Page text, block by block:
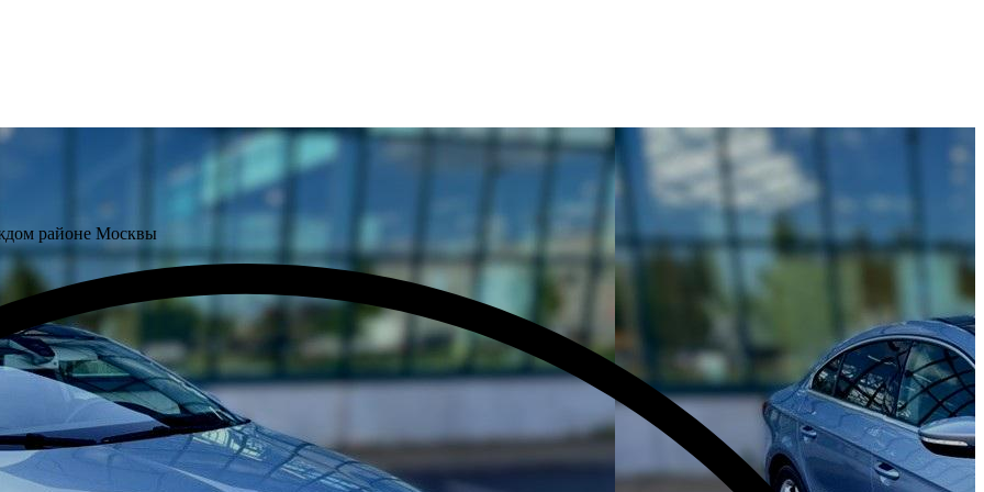
районе Москвы